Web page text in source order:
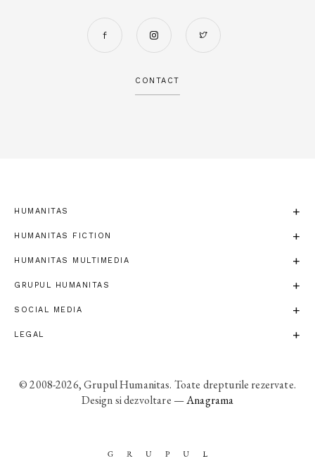
CONTACT
HUMANITAS
HUMANITAS FICTION
HUMANITAS MULTIMEDIA
GRUPUL HUMANITAS
SOCIAL MEDIA
LEGAL
© 2008-2026, Grupul Humanitas. Toate drepturile rezervate.
Design si dezvoltare —Anagrama